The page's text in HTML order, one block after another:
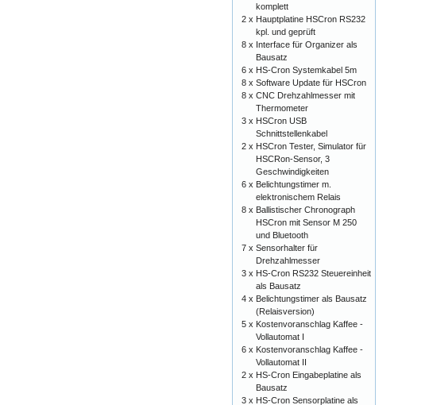
komplett
2 x Hauptplatine HSCron RS232
kpl. und geprüft
8 x Interface für Organizer als
Bausatz
6 x HS-Cron Systemkabel 5m
8 xSoftware Update für HSCron
8 xCNC Drehzahlmesser mit
Thermometer
3 x HSCron USB
Schnittstellenkabel
2 x HSCron Tester, Simulator für
HSCRon-Sensor, 3
Geschwindigkeiten
6 x Belichtungstimer m.
elektronischem Relais
8 x Ballistischer Chronograph
HSCron mit Sensor M 250
und Bluetooth
7 xSensorhalter für
Drehzahlmesser
3 x HS-Cron RS232 Steuereinheit
als Bausatz
4 x Belichtungstimer als Bausatz
(Relaisversion)
5 x Kostenvoranschlag Kaffee -
Vollautomat I
6 x Kostenvoranschlag Kaffee -
Vollautomat II
2 x HS-Cron Eingabeplatine als
Bausatz
3 x HS-Cron Sensorplatine als